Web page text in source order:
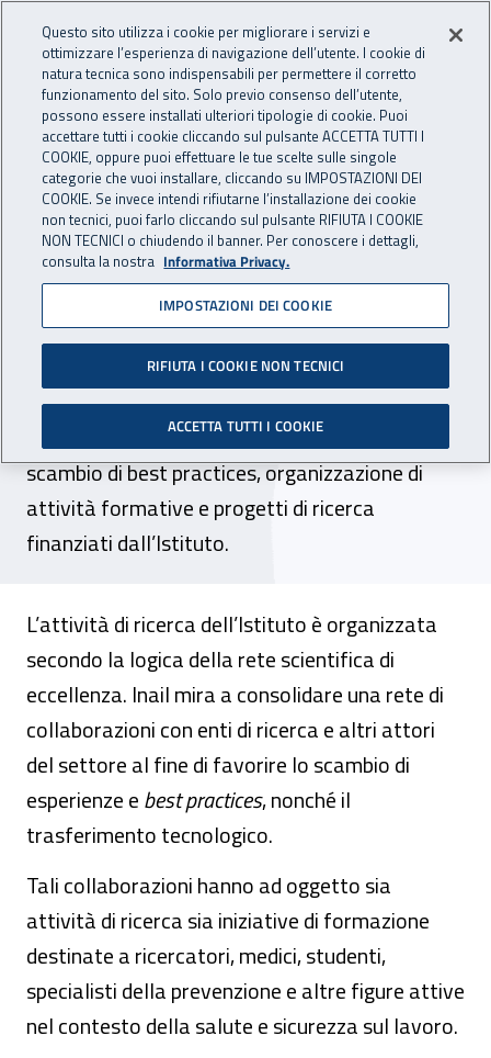
INAIL - Istituto Nazionale
RICERCA E
INNOVAZIONE
TECNOLOGICA
Apri cerca
Navigazione principale
Navigazione - Ti trovi in:
Home Ricerca e Innovazione tecnologica
A chi è rivolta
Università / Enti di ricerca
Università / Enti di ricerca
Le Università e gli Enti di ricerca hanno un
rapporto di collaborazione privilegiato con Inail
quali partner di una rete scientifica qualificata,
per iniziative di trasferimento tecnologico,
scambio di best practices, organizzazione di
attività formative e progetti di ricerca
finanziati dall’Istituto.
L’attività di ricerca dell’Istituto è organizzata
secondo la logica della rete scientifica di
eccellenza. Inail mira a consolidare una rete di
collaborazioni con enti di ricerca e altri attori
del settore al fine di favorire lo scambio di
esperienze ebest practices, nonchéil
trasferimento tecnologico.
Tali collaborazioni hanno ad oggetto sia
attività di ricerca sia iniziative di formazione
destinate a ricercatori, medici, studenti,
specialisti della prevenzione e altre figure attive
nel contesto della salute e sicurezza sul lavoro.
Questo sito utilizza i cookie per migliorare i servizi e
ottimizzare l’esperienza di navigazione dell’utente. I cookie di
natura tecnica sono indispensabili per permettere il corretto
funzionamento del sito. Solo previo consenso dell’utente,
possono essere installati ulteriori tipologie di cookie. Puoi
accettare tutti i cookie cliccando sul pulsante ACCETTA TUTTI I
COOKIE, oppure puoi effettuare le tue scelte sulle singole
categorie che vuoi installare, cliccando su IMPOSTAZIONI DEI
COOKIE. Se invece intendi rifiutarne l’installazione dei cookie
non tecnici, puoi farlo cliccando sul pulsante RIFIUTA I COOKIE
NON TECNICI o chiudendo il banner. Per conoscere i dettagli,
consulta la nostra Informativa Privacy.
IMPOSTAZIONI DEI COOKIE
RIFIUTA I COOKIE NON TECNICI
ACCETTA TUTTI I COOKIE